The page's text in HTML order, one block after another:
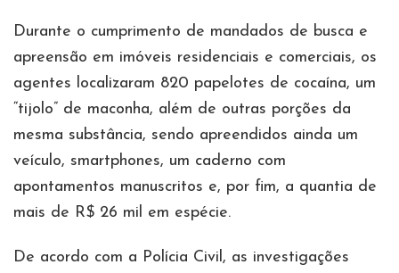
Durante o cumprimento de mandados de busca e
apreensão em imóveis residenciais e comerciais, os
agentes localizaram 820 papelotes de cocaína, um
“tijolo” de maconha, além de outras porções da
mesma substância, sendo apreendidos ainda um
veículo, smartphones, um caderno com
apontamentos manuscritos e, por fim, a quantia de
mais de R$ 26 mil em espécie.
De acordo com a Polícia Civil, as investigações